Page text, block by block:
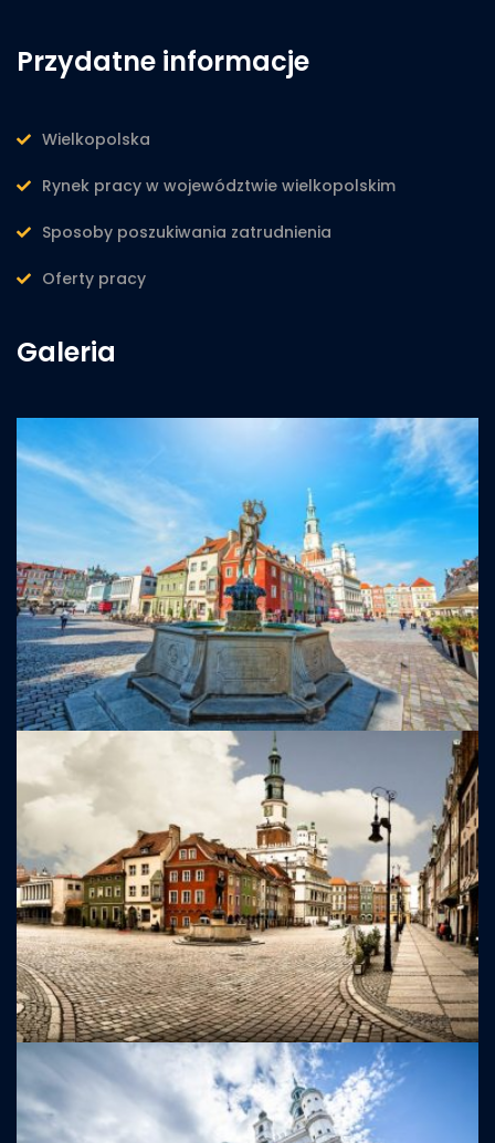
Przydatne informacje
Wielkopolska
Rynek pracy w województwie wielkopolskim
Sposoby poszukiwania zatrudnienia
Oferty pracy
Galeria